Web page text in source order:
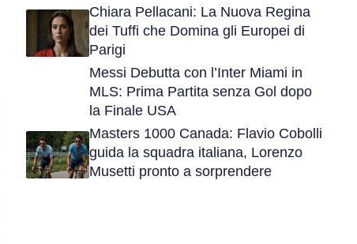
Chiara Pellacani: La Nuova Regina
dei Tuffi che Domina gli Europei di
Parigi
Messi Debutta con l’Inter Miami in
MLS: Prima Partita senza Gol dopo
la Finale USA
Masters 1000 Canada: Flavio Cobolli
guida la squadra italiana, Lorenzo
Musetti pronto a sorprendere